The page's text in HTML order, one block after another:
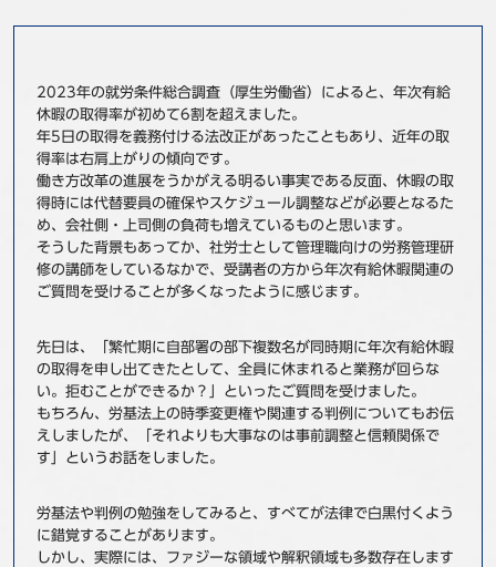
BBSグループネットワーク サステナビリティ
株主・投資家情報 採用情報
セミナ−
ニュース
お問い合わせ
2023年の就労条件総合調査（厚生労働省）によると、年次有給
休暇の取得率が初めて6割を超えました。
年5日の取得を義務付ける法改正があったこともあり、近年の取
得率は右肩上がりの傾向です。
働き方改革の進展をうかがえる明るい事実である反面、休暇の取
得時には代替要員の確保やスケジュール調整などが必要となるた
め、会社側・上司側の負荷も増えているものと思います。
そうした背景もあってか、社労士として管理職向けの労務管理研
修の講師をしているなかで、受講者の方から年次有給休暇関連の
ご質問を受けることが多くなったように感じます。
先日は、「繁忙期に自部署の部下複数名が同時期に年次有給休暇
の取得を申し出てきたとして、全員に休まれると業務が回らな
い。拒むことができるか？」といったご質問を受けました。
もちろん、労基法上の時季変更権や関連する判例についてもお伝
えしましたが、「それよりも大事なのは事前調整と信頼関係で
す」というお話をしました。
労基法や判例の勉強をしてみると、すべてが法律で白黒付くよう
に錯覚することがあります。
しかし、実際には、ファジーな領域や解釈領域も多数存在します